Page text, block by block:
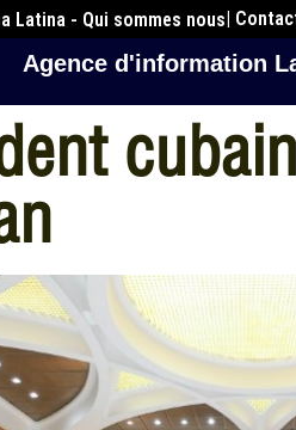
Latina - Qui sommes nous|
Agence d'information